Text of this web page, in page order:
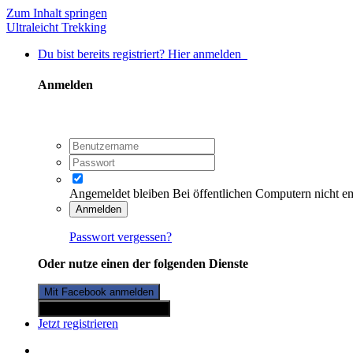
Zum Inhalt springen
Ultraleicht Trekking
Du bist bereits registriert? Hier anmelden
Anmelden
Angemeldet bleiben Bei öffentlichen Computern nicht
Anmelden
Passwort vergessen?
Oder nutze einen der folgenden Dienste
Mit Facebook anmelden
Jetzt registrieren